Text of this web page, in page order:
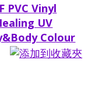
PVC Vinyl
UV
Colour